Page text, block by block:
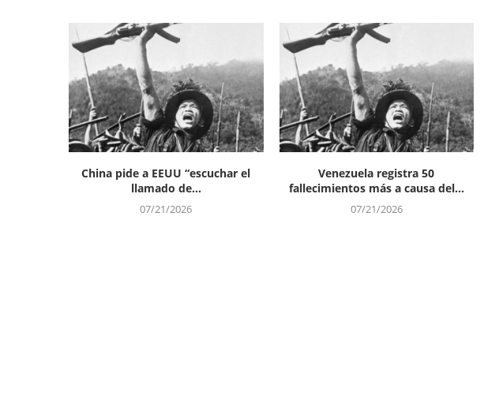
China pide a EEUU “escuchar el
llamado de...
07/21/2026
Venezuela registra 50
fallecimientos más a causa del...
07/21/2026